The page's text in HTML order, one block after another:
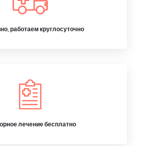
работаем круглосуточно
лечение бесплатно